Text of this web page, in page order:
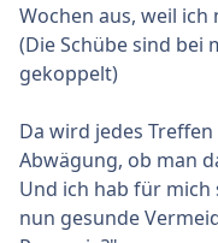
Wochen aus, weil
(Die Schübe sind bei
gekoppelt)
Da wird jedes
Abwägung, ob man
Und ich hab für
nun gesunde